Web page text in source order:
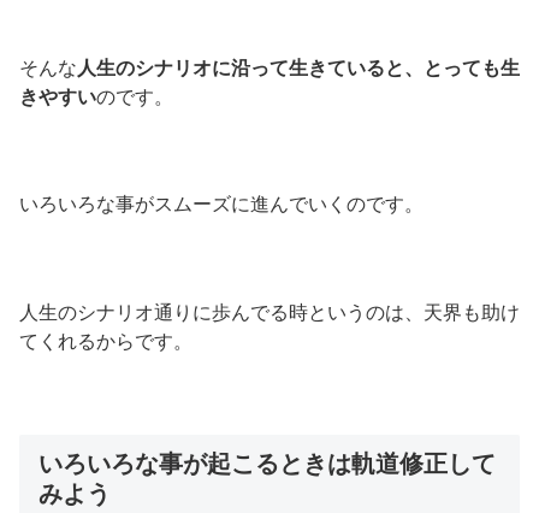
そんな 人生のシナリオに沿って生きていると、とっても生
きやすいのです。
いろいろな事がスムーズに進んでいくのです。
人生のシナリオ通りに歩んでる時というのは、天界も助け
てくれるからです。
いろいろな事が起こるときは軌道修正して
みよう